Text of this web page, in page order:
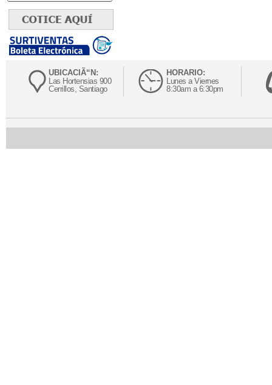
UBICACIÃ“N:
Las Hortensias 900
Cerrillos, Santiago
HORARIO:
Lunes a Viernes
8:30am a 6:30pm